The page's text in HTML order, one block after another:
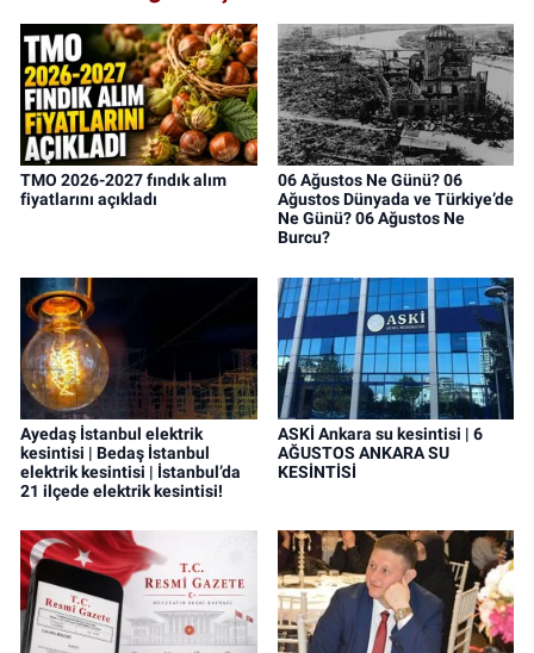
TMO 2026-2027 fındık alım
fiyatlarını açıkladı
06 Ağustos Ne Günü? 06
Ağustos Dünyada ve Türkiye’de
Ne Günü? 06 Ağustos Ne
Burcu?
Ayedaş İstanbul elektrik
kesintisi | Bedaş İstanbul
elektrik kesintisi | İstanbul’da
21 ilçede elektrik kesintisi!
ASKİ Ankara su kesintisi | 6
AĞUSTOS ANKARA SU
KESİNTİSİ